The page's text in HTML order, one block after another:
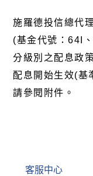
施羅德投信總代
(基金代號：64I 、
分級別之配息政
配息開始生效(基
請參閱 附件 。
客服中心